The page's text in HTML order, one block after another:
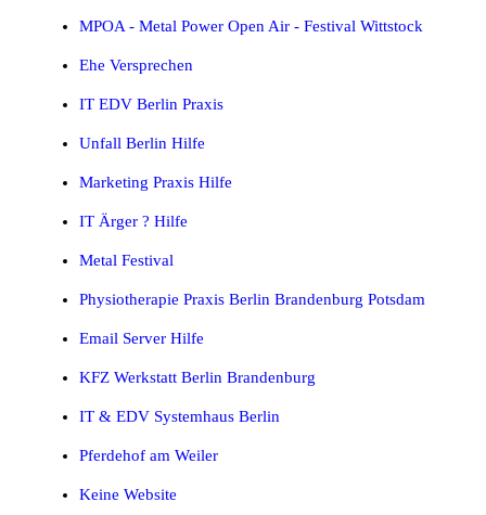
MPOA - Metal Power Open Air - Festival Wittstock
Ehe Versprechen
IT EDV Berlin Praxis
Unfall Berlin Hilfe
Marketing Praxis Hilfe
IT Ärger ? Hilfe
Metal Festival
Physiotherapie Praxis Berlin Brandenburg Potsdam
Email Server Hilfe
KFZ Werkstatt Berlin Brandenburg
IT & EDV Systemhaus Berlin
Pferdehof am Weiler
Keine Website